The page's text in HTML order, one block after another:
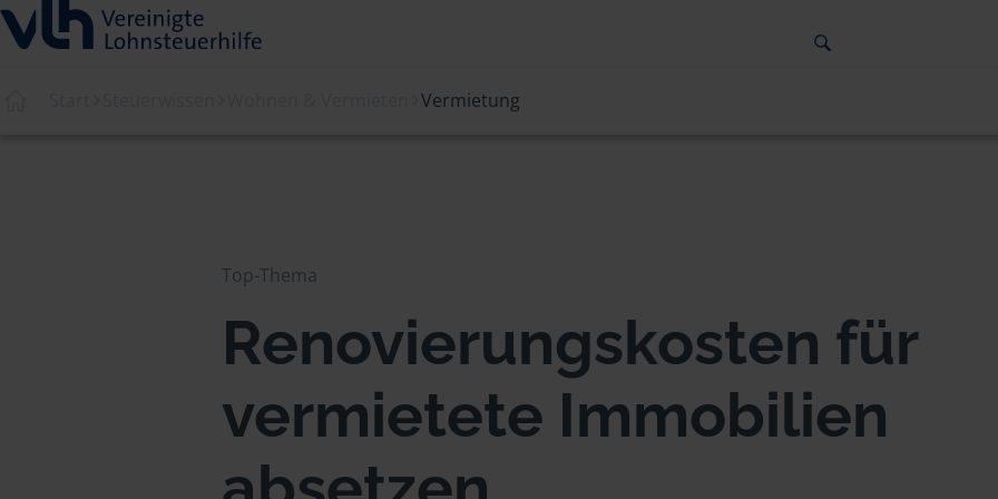
Vermietung
Top-Thema
Renovierungskosten für
vermietete Immobilien